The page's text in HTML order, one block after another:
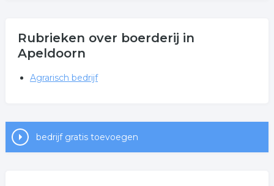
Rubrieken over boerderij in
Apeldoorn
Agrarisch bedrijf
bedrijf gratis toevoegen